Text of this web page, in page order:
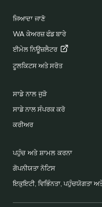
FOOTER
ਜਿਆਦਾ ਜਾਣੋ
WA ਕੇਅਰਜ਼ ਫੰਡ ਬਾਰੇ
ਈਮੇਲਨਿਊਜ਼ਲੈਟਰ
ਟੂਲਕਿਟਸ ਅਤੇ ਸਰੋਤ
ਸਾਡੇ ਨਾਲ ਜੁੜੋ
ਸਾਡੇ ਨਾਲ ਸੰਪਰਕ ਕਰੋ
ਕਰੀਅਰ
ਪਹੁੰਚ ਅਤੇ ਸ਼ਾਮਲ ਕਰਨਾ
ਗੋਪਨੀਯਤਾ ਨੋਟਿਸ
ਇਕੁਇਟੀ, ਵਿਭਿੰਨਤਾ, ਪਹੁੰਚਯੋਗਤਾ